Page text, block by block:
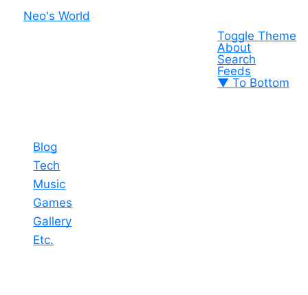
Neo's World
Toggle Theme
About
Search
Feeds
▼ To Bottom
Blog
Tech
Music
Games
Gallery
Etc.